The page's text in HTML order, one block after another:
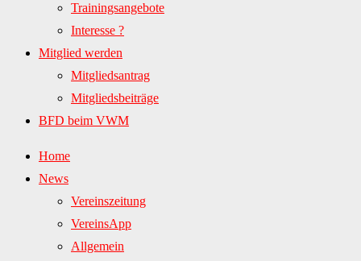
Trainingsangebote
Interesse ?
Mitglied werden
Mitgliedsantrag
Mitgliedsbeiträge
BFD beim VWM
Home
News
Vereinszeitung
VereinsApp
Allgemein